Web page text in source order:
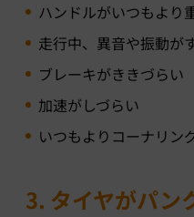
ハンドルがいつもより
走行中、異音や振動が
ブレーキがききづらい
加速がしづらい
いつもよりコーナリ
3. タイヤがパン